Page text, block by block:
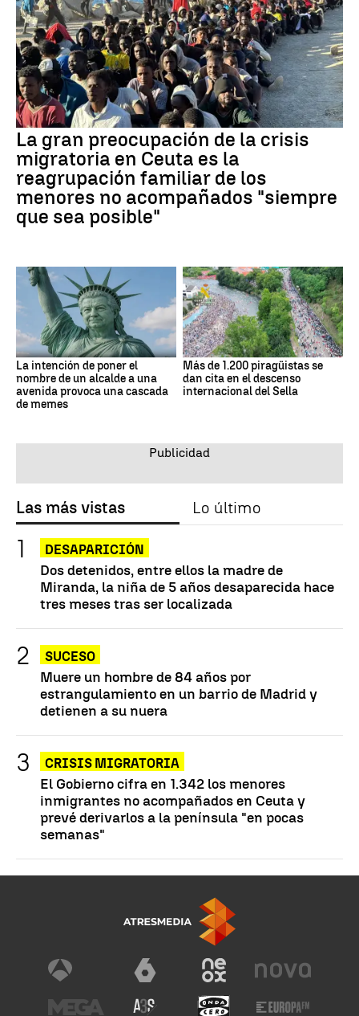
La gran preocupación de la crisis
migratoria en Ceuta es la
reagrupación familiar de los
menores no acompañados "siempre
que sea posible"
La intención de poner el
nombre de un alcalde a una
avenida provoca una cascada
de memes
Más de 1.200 piragüistas se
dan cita en el descenso
internacional del Sella
Las más vistas Lo último
DESAPARICIÓN
Dos detenidos, entre ellos la madre de
Miranda, la niña de 5 años desaparecida hace
tres meses tras ser localizada
SUCESO
Muere un hombre de 84 años por
estrangulamiento en un barrio de Madrid y
detienen a su nuera
CRISIS MIGRATORIA
El Gobierno cifra en 1.342 los menores
inmigrantes no acompañados en Ceuta y
prevé derivarlos a la península "en pocas
semanas"